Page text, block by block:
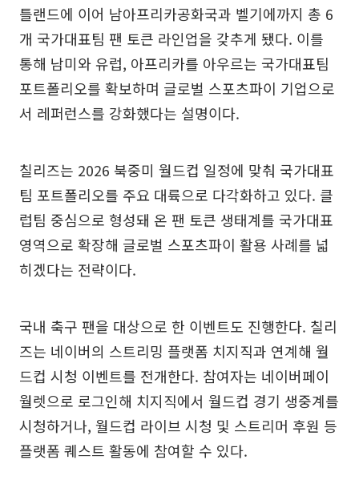
틀랜드에 이어 남아프리카공화국과 벨기에까지 총 6
개 국가대표팀 팬 토큰 라인업을 갖추게 됐다. 이를
통해 남미와 유럽, 아프리카를 아우르는 국가대표팀
포트폴리오를 확보하며 글로벌 스포츠파이 기업으로
서 레퍼런스를 강화했다는 설명이다.
칠리즈는 2026 북중미 월드컵 일정에 맞춰 국가대표
팀 포트폴리오를 주요 대륙으로 다각화하고 있다. 클
럽팀 중심으로 형성돼 온 팬 토큰 생태계를 국가대표
영역으로 확장해 글로벌 스포츠파이 활용 사례를 넓
히겠다는 전략이다.
국내 축구 팬을 대상으로 한 이벤트도 진행한다. 칠리
즈는 네이버의 스트리밍 플랫폼 치지직과 연계해 월
드컵 시청 이벤트를 전개한다. 참여자는 네이버페이
월렛으로 로그인해 치지직에서 월드컵 경기 생중계를
시청하거나, 월드컵 라이브 시청 및 스트리머 후원 등
플랫폼 퀘스트 활동에 참여할 수 있다.